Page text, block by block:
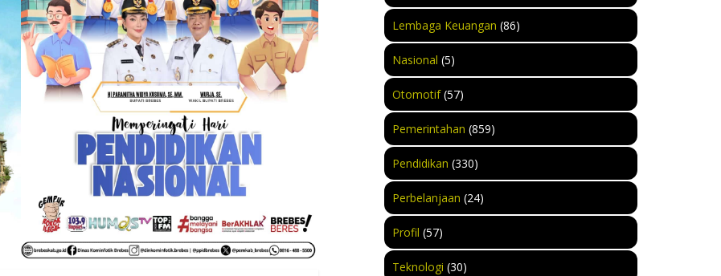
Lembaga Keuangan (86)
Nasional (5)
Otomotif(57)
Pemerintahan (859)
Pendidikan (330)
Perbelanjaan (24)
Profil (57)
Teknologi (30)